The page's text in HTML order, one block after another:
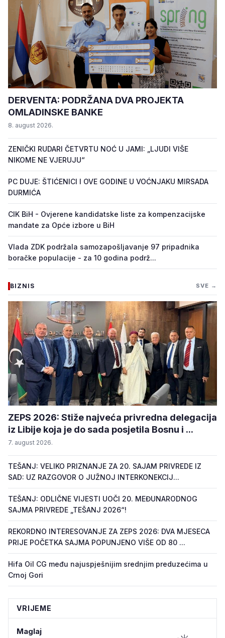
DERVENTA: PODRŽANA DVA PROJEKTA
OMLADINSKE BANKE
8. august 2026.
ZENIČKI RUDARI ČETVRTU NOĆ U JAMI: „LJUDI VIŠE
NIKOME NE VJERUJU“
PC DUJE: ŠTIĆENICI I OVE GODINE U VOĆNJAKU MIRSADA
DURMIĆA
CIK BiH - Ovjerene kandidatske liste za kompenzacijske
mandate za Opće izbore u BiH
Vlada ZDK podržala samozapošljavanje 97 pripadnika
boračke populacije - za 10 godina podrž...
BIZNIS SVE →
ZEPS 2026: Stiže najveća privredna delegacija
iz Libije koja je do sada posjetila Bosnu i ...
7. august 2026.
TEŠANJ: VELIKO PRIZNANJE ZA 20. SAJAM PRIVREDE IZ
SAD: UZ RAZGOVOR O JUŽNOJ INTERKONEKCIJ...
TEŠANJ: ODLIČNE VIJESTI UOČI 20. MEĐUNARODNOG
SAJMA PRIVREDE „TEŠANJ 2026“!
REKORDNO INTERESOVANJE ZA ZEPS 2026: DVA MJESECA
PRIJE POČETKA SAJMA POPUNJENO VIŠE OD 80 ...
Hifa Oil CG među najuspješnijim srednjim preduzećima u
Crnoj Gori
VRIJEME
Maglaj